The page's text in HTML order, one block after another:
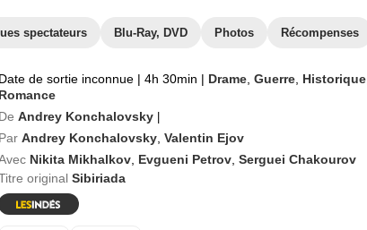
spectateurs Blu-Ray, DVD Photos Récompenses
Date de sortie inconnue | 4h 30min | Drame Guerre Historique
Romance
De Andrey Konchalovsky
Par Andrey Konchalovsky Valentin Ejov
Nikita Mikhalkov Evgueni Petrov Serguei Chakourov
original Sibiriada